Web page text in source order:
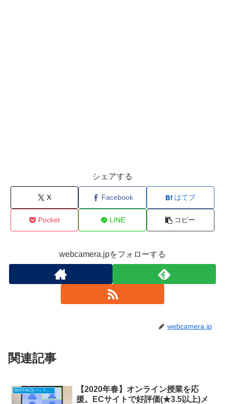
シェアする
X Facebook はてブ
Pocket LINE コピー
webcamera.jpをフォローする
webcamera.jp
関連記事
BUFFALO(バッファロー)
【2020年春】オンライン授業を応
援。ECサイトで好評価(★3.5以上)メ